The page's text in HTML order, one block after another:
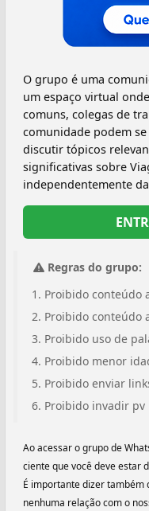
O grupo é uma
um espaço virtual
comuns, colegas de
comunidade podem
discutir tópicos
significativas sobre
independentemente
Regras do grupo:
Proibido conteúdo
Proibido conteúdo
Proibido uso de
Proibido menor
Proibido enviar
Proibido invadir pv
Ao acessar o grupo de
ciente que você deve estar
É importante dizer também
nenhuma relação com o